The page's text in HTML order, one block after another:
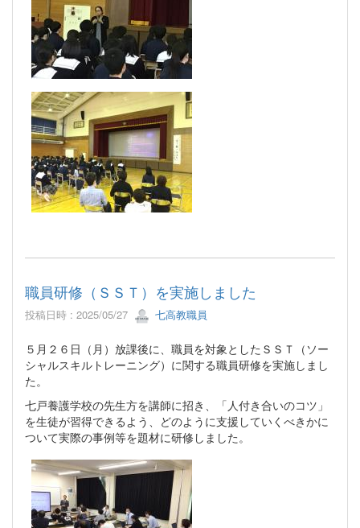
職員研修（ＳＳＴ）を実施しました
投稿日時 : 2025/05/27 七高教職員
５月２６日（月）放課後に、職員を対象としたＳＳＴ（ソー
シャルスキルトレーニング）に関する職員研修を実施しまし
た。
七戸養護学校の先生方を講師に招き、「人付き合いのコツ」
を生徒が習得できるよう、どのように支援していくべきかに
ついて実際の事例等を題材に研修しました。